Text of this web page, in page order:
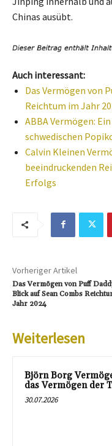
Chinas ausübt.
Auch interessant:
Das Vermögen von
Reichtum im Jahr
ABBA Vermögen:
schwedischen
Calvin Kleinen
beeindruckenden
Erfolgs
Vorheriger Artikel
Das Vermögen von Puff
Blick auf Sean Combs
Jahr 2024
Weiterlesen
Björn Borg
das Vermögen der
30.07.2026